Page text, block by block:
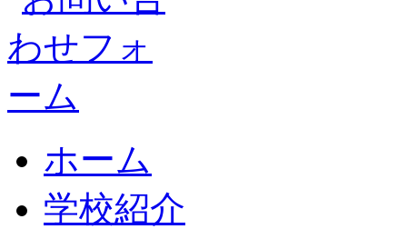
ホーム
学校紹介